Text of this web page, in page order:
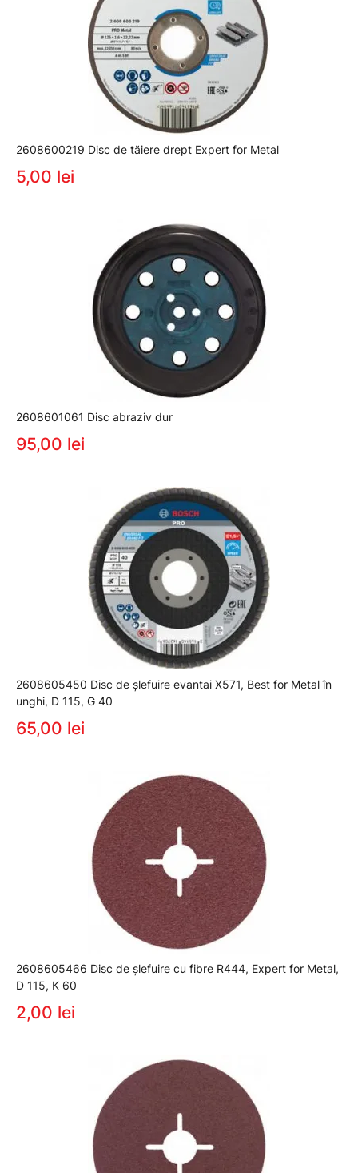
2608600219 Disc de tăiere drept Expert for Metal
5,00 lei
2608601061 Disc abraziv dur
95,00 lei
2608605450 Disc de şlefuire evantai X571, Best for Metal în
unghi, D 115, G 40
65,00 lei
2608605466 Disc de șlefuire cu fibre R444, Expert for Metal,
D 115, K 60
2,00 lei